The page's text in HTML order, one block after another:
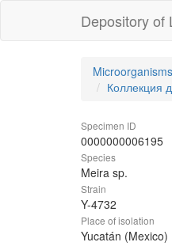
Depository of
Коллекция
Specimen ID
0000000006195
Species
Meira sp.
Strain
Y-4732
Place of isolation
Yucatán (Mexico)